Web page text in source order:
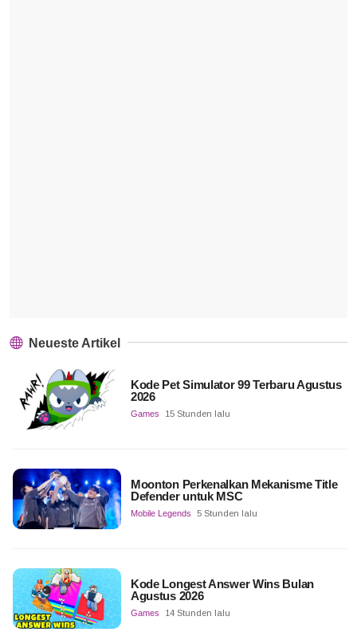
Neueste Artikel
Kode Pet Simulator 99 Terbaru Agustus
2026
Games 15 Stunden lalu
Moonton Perkenalkan Mekanisme Title
Defender untuk MSC
Mobile Legends 5 Stunden lalu
Kode Longest Answer Wins Bulan
Agustus 2026
Games 14 Stunden lalu